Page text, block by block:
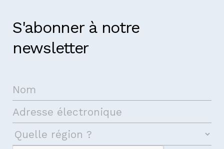
Prenez contact avec nous
S'abonner à notre
newsletter